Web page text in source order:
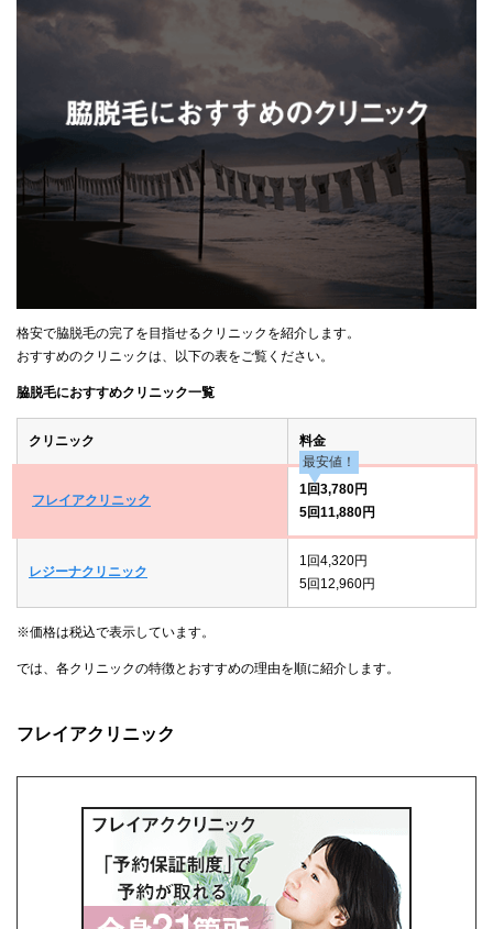
格安で脇脱毛の完了を目指せるクリニックを紹介します。
おすすめのクリニックは、以下の表をご覧ください。
脇脱毛におすすめクリニック一覧
クリニック 料金
フレイアクリニック
最安値！
1回3,780円
5回11,880円
レジーナクリニック
1回4,320円
5回12,960円
※価格は税込で表示しています。
では、各クリニックの特徴とおすすめの理由を順に紹介します。
フレイアクリニック